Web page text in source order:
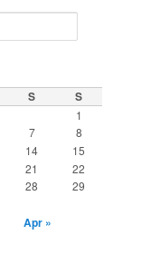
S S
1
7 8
14
15
21
22
28 29
Apr »